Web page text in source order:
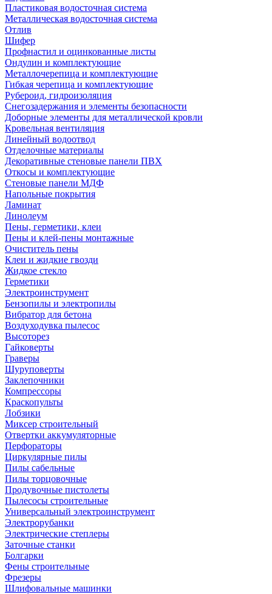
Пластиковая водосточная система
Металлическая водосточная система
Отлив
Шифер
Профнастил и оцинкованные листы
Ондулин и комплектующие
Металлочерепица и комплектующие
Гибкая черепица и комплектующие
Рубероид, гидроизоляция
Снегозадержания и элементы безопасности
Доборные элементы для металлической кровли
Кровельная вентиляция
Линейный водоотвод
Отделочные материалы
Декоративные стеновые панели ПВХ
Откосы и комплектующие
Стеновые панели МДФ
Напольные покрытия
Ламинат
Линолеум
Пены, герметики, клеи
Пены и клей-пены монтажные
Очиститель пены
Клеи и жидкие гвозди
Жидкое стекло
Герметики
Электроинструмент
Бензопилы и электропилы
Вибратор для бетона
Воздуходувка пылесос
Высоторез
Гайковерты
Граверы
Шуруповерты
Заклепочники
Компрессоры
Краскопульты
Лобзики
Миксер строительный
Отвертки аккумуляторные
Перфораторы
Циркулярные пилы
Пилы сабельные
Пилы торцовочные
Продувочные пистолеты
Пылесосы строительные
Универсальный электроинструмент
Электрорубанки
Электрические степлеры
Заточные станки
Болгарки
Фены строительные
Фрезеры
Шлифовальные машинки